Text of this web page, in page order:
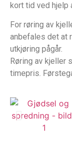
kort tid ved hjelp
For røring av
anbefales det at
utkjøring pågår.
Røring av kjeller
timepris.